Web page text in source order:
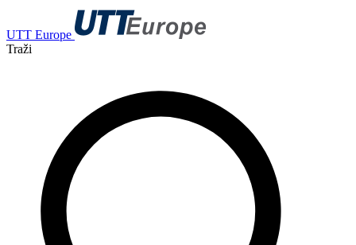
UTT Europe
Traži